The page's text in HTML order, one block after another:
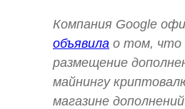
Компания Google
объявила о том, что
размещение
майнингу
магазине